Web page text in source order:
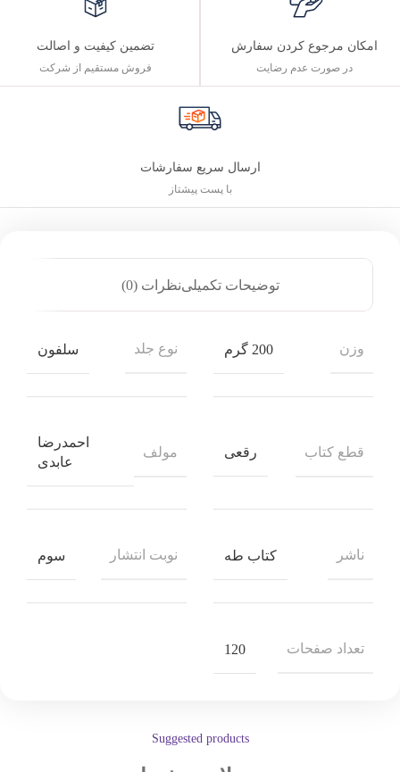
امکان مرجوع کردن سفارش
در صورت عدم رضایت
تضمین کیفیت و اصالت
فروش مستقیم از شرکت
ارسال سریع سفارشات
با پست پیشتاز
توضیحات تکمیلینظرات (0)
وزن 200 گرم نوع جلد سلفون
قطع کتاب رقعی مولف
احمدرضا
عابدی
ناشر کتاب طه نوبت انتشار سوم
تعداد صفحات 120
Suggested products